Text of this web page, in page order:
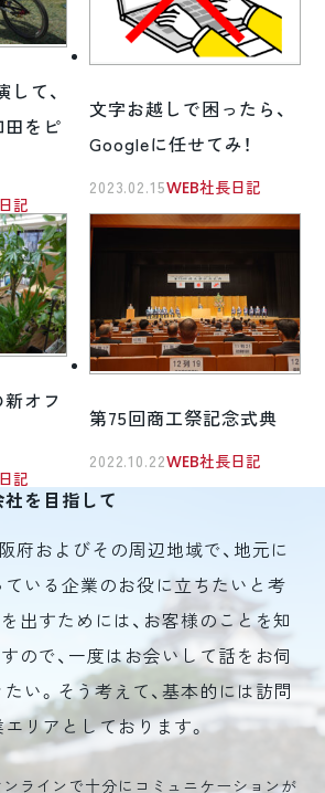
て、
田をピ
記
文字お越しで困ったら、
Googleに任せてみ！
2023.02.15WEB社長日記
オフ
記
第75回商工祭記念式典
2022.10.22WEB社長日記
社を目指して
府およびその周辺地域で、地元に
いる企業のお役に立ちたいと考
出すためには、お客様のことを知
ので、一度はお会いして話をお伺
い。そう考えて、基本的には訪問
リアとしております。
ラインで十分にコミュニケーションが